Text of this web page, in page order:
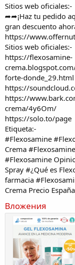
Sitios web oficiales:-
➦➦¡Haz tu pedido
gran descuento
https://
Sitios web oficiales:-
https://flexosamine-
forte-donde_29.html
https://
https://
crema/4y6Om/
https://solo.to/page
Etiqueta:-
#Flexosamine
Crema
#Flexosamine
Spray #¿Qué es
farmacia
Crema Precio
Вложения